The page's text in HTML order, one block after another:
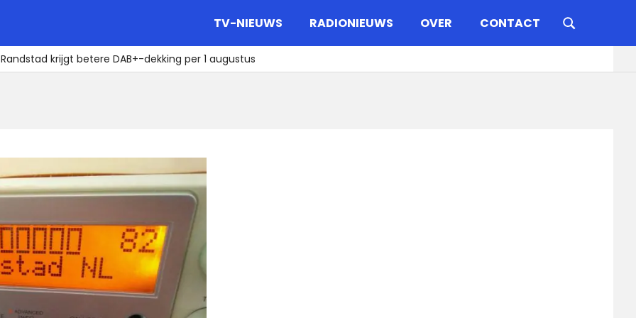
TV-NIEUWS RADIONIEUWS OVER CONTACT
krijgt betere DAB+-dekking per 1 augustus